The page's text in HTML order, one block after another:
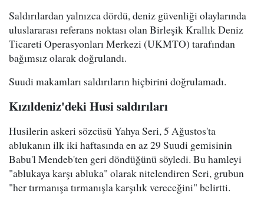
Saldırılardan yalnızca dördü, deniz güvenliği olaylarında
uluslararası referans noktası olan Birleşik Krallık Deniz
Ticareti Operasyonları Merkezi (UKMTO) tarafından
bağımsız olarak doğrulandı.
Suudi makamları saldırıların hiçbirini doğrulamadı.
Kızıldeniz'deki Husi saldırıları
Husilerin askeri sözcüsü Yahya Seri, 5 Ağustos'ta
ablukanın ilk iki haftasında en az 29 Suudi gemisinin
Babu'l Mendeb'ten geri döndüğünü söyledi. Bu hamleyi
"ablukaya karşı abluka" olarak nitelendiren Seri, grubun
"her tırmanışa tırmanışla karşılık vereceğini" belirtti.